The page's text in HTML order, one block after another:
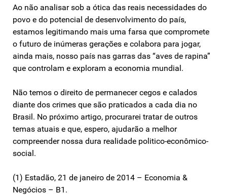
Ao não analisar sob a ótica das reais necessidades do
povo e do potencial de desenvolvimento do país,
estamos legitimando mais uma farsa que compromete
o futuro de inúmeras gerações e colabora para jogar,
ainda mais, nosso país nas garras das “aves de rapina”
que controlam e exploram a economia mundial.
Não temos o direito de permanecer cegos e calados
diante dos crimes que são praticados a cada dia no
Brasil. No próximo artigo, procurarei tratar de outros
temas atuais e que, espero, ajudarão a melhor
compreender nossa dura realidade politico-econômico-
social.
(1) Estadão, 21 de janeiro de 2014 – Economia &
Negócios – B1.